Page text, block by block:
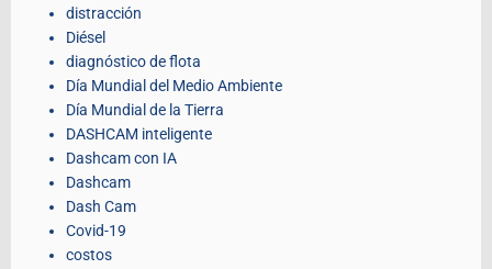
distracción
Diésel
diagnóstico de flota
Día Mundial del Medio Ambiente
Día Mundial de la Tierra
DASHCAM inteligente
Dashcam con IA
Dashcam
Dash Cam
Covid-19
costos